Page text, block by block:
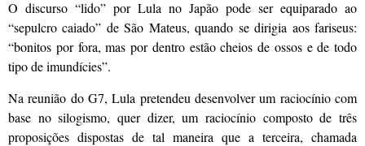
O discurso “lido” por Lula no Japão pode ser equiparado ao
“sepulcro caiado” de São Mateus, quando se dirigia aos fariseus:
“bonitos por fora, mas por dentro estão cheios de ossos e de todo
tipo de imundícies”.
Na reunião do G7, Lula pretendeu desenvolver um raciocínio com
base no silogismo, quer dizer, um raciocínio composto de três
proposições dispostas de tal maneira que a terceira, chamada